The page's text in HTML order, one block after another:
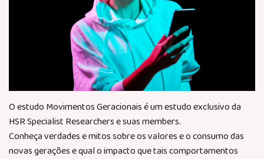
O estudo Movimentos Geracionais é um estudo exclusivo da
HSR Specialist Researchers e suas members.
Conheça verdades e mitos sobre os valores e o consumo das
novas gerações e qual o impacto que tais comportamentos